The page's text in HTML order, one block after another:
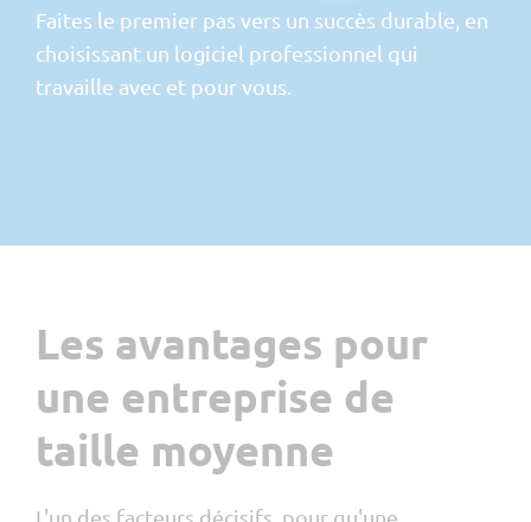
Faites le premier pas vers un succès durable, en
choisissant un logiciel professionnel qui
travaille avec et pour vous.
Les avantages pour
une entreprise de
taille moyenne
L'un des facteurs décisifs, pour qu'une